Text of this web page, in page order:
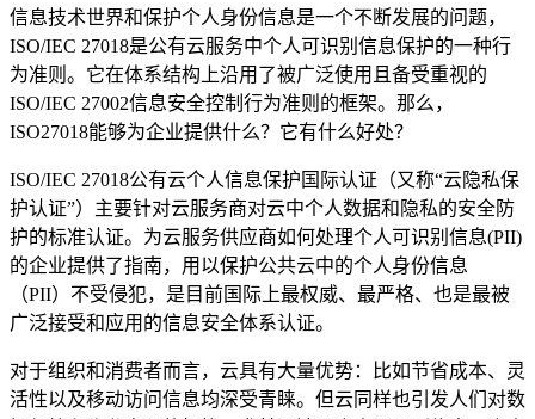
信息技术世界和保护个人身份信息是一个不断发展的问题，
ISO/IEC 27018是公有云服务中个人可识别信息保护的一种行
为准则。它在体系结构上沿用了被广泛使用且备受重视的
ISO/IEC 27002信息安全控制行为准则的框架。那么，
ISO27018能够为企业提供什么？它有什么好处？
ISO/IEC 27018公有云个人信息保护国际认证（又称“云隐私保
护认证”）主要针对云服务商对云中个人数据和隐私的安全防
护的标准认证。为云服务供应商如何处理个人可识别信息(PII)
的企业提供了指南，用以保护公共云中的个人身份信息
（PII）不受侵犯，是目前国际上最权威、最严格、也是最被
广泛接受和应用的信息安全体系认证。
对于组织和消费者而言，云具有大量优势：比如节省成本、灵
活性以及移动访问信息均深受青睐。但云同样也引发人们对数